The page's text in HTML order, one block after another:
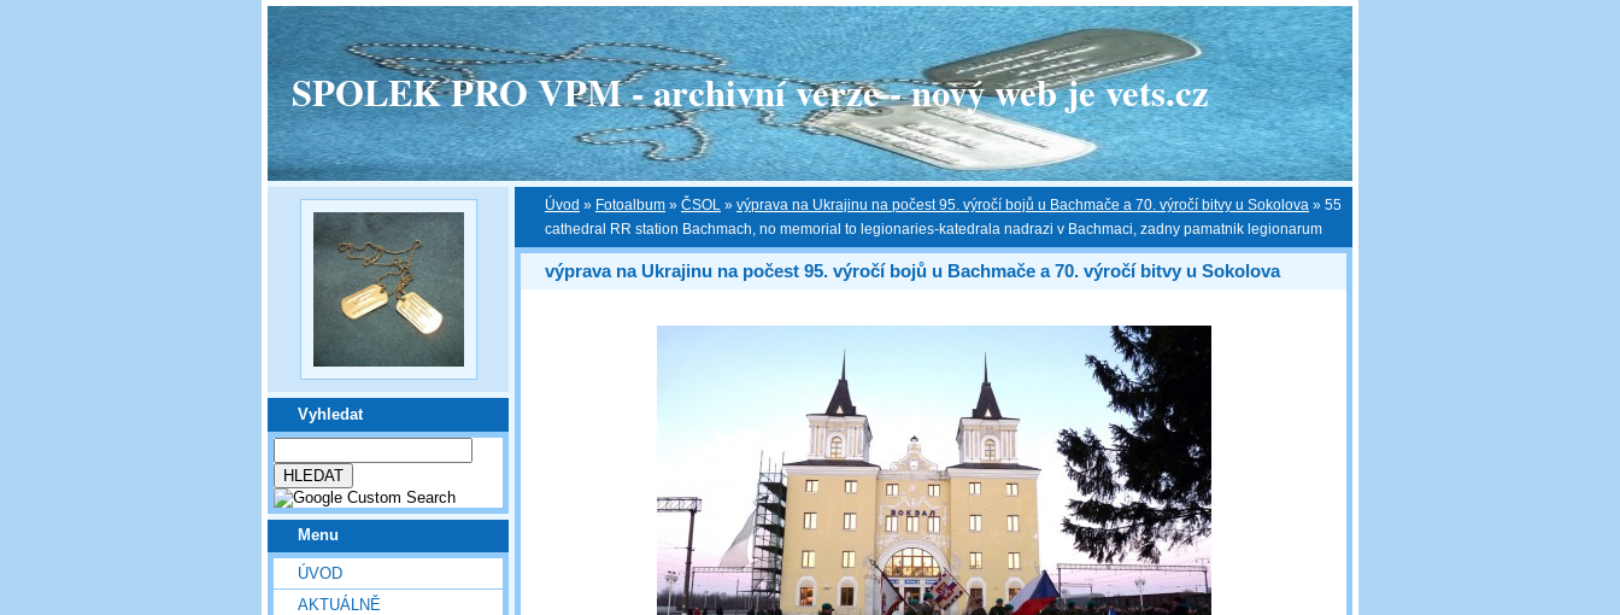
SPOLEK PRO VPM - archivní verze - nový web je vets.cz
Vyhledat
Menu
ÚVOD
AKTUÁLNĚ
Úvod » Fotoalbum » ČSOL » výprava na Ukrajinu na počest 95. výročí bojů u Bachmače a 70. výročí bitvy u Sokolova » 55
cathedral RR station Bachmach, no memorial to legionaries-katedrala nadrazi v Bachmaci, zadny pamatnik legionarum
výprava na Ukrajinu na počest 95. výročí bojů u Bachmače a 70. výročí bitvy u Sokolova